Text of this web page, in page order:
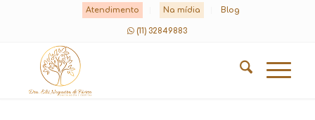
Atendimento Na mídia Blog
(11) 32849883